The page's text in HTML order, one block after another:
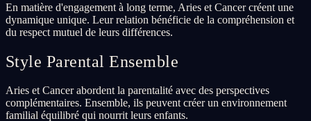
En matière d'engagement à long terme, Aries et Cancer créent une
dynamique unique. Leur relation bénéficie de la compréhension et
du respect mutuel de leurs différences.
Style Parental Ensemble
Aries et Cancer abordent la parentalité avec des perspectives
complémentaires. Ensemble, ils peuvent créer un environnement
familial équilibré qui nourrit leurs enfants.